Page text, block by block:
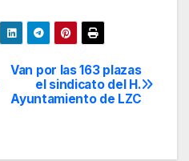
Van por las 163 plazas
el sindicato del H.
Ayuntamiento de LZC